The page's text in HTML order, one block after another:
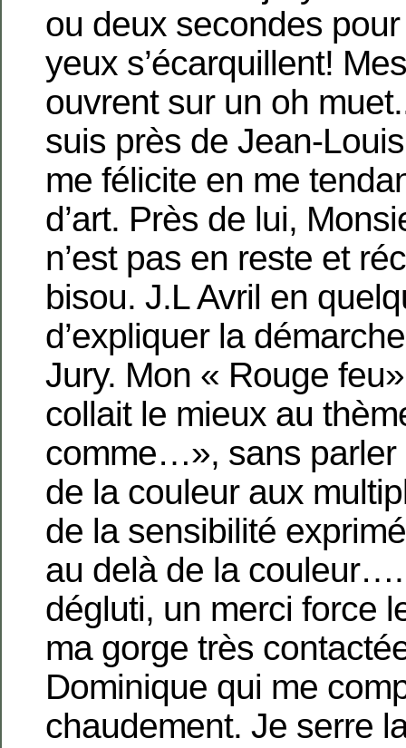
ou deux secondes
yeux s’écarquillent!
ouvrent sur un oh
suis près de Jean-
me félicite en me
d’art. Près de lui,
n’est pas en reste et
bisou. J.L Avril en
d’expliquer la
Jury. Mon « Rouge
collait le mieux au
comme…», sans parler
de la couleur aux
de la sensibilité
au delà de la
dégluti, un merci force
ma gorge très
Dominique qui me
chaudement. Je serre